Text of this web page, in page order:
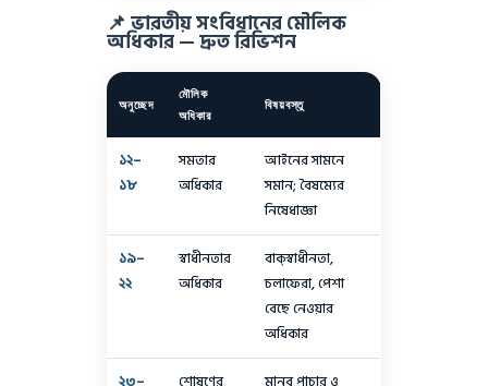
📌 ভারতীয় সংবিধানের মৌলিক
অধিকার — দ্রুত রিভিশন
অনুচ্ছেদ
মৌলিক
অধিকার
বিষয়বস্তু
১২–
১৮
সমতার
অধিকার
আইনের সামনে
সমান; বৈষম্যের
নিষেধাজ্ঞা
১৯–
২২
স্বাধীনতার
অধিকার
বাক্স্বাধীনতা,
চলাফেরা, পেশা
বেছে নেওয়ার
অধিকার